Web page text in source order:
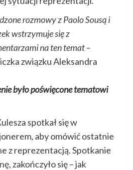
rozmowy z Paolo Sousą i
wstrzymuje się z
na ten temat–
związku Aleksandra
było poświęcone tematowi
spotkał się w
aby omówić ostatnie
z reprezentacją. Spotkanie
zakończyło się – jak